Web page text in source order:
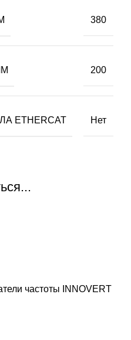
380
200
ETHERCAT Нет
частоты INNOVERT